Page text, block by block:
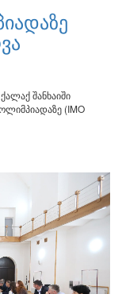
შანხაიში
(IMO